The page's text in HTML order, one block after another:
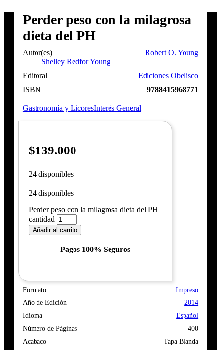
Perder peso con la milagrosa
dieta del PH
Autor(es)
Robert O. Young
Shelley Redfor Young
Editoral
Ediciones Obelisco
ISBN
9788415968771
Gastronomía y LicoresInterés General
$139.000
24 disponibles
24 disponibles
Perder peso con la milagrosa dieta del PH
cantidad
Añadir al carrito
Pagos 100% Seguros
Formato
Impreso
Año de Edición
2014
Idioma
Español
Número de Páginas
400
Acabaco
Tapa Blanda